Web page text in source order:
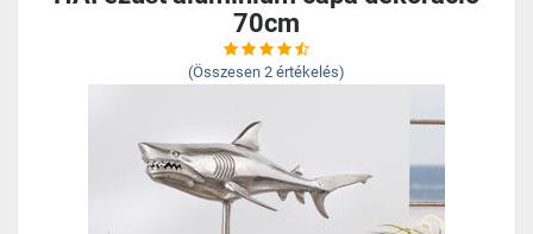
70cm
(Összesen 2 értékelés)